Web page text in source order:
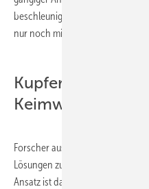
beschleunigt. Als direkte
nur noch mit erheblichem
Kupfer senkt
Keimweitergabe
Forscher aus aller Welt suchen
Lösungen zur Vermeidung von
Ansatz ist dabei der Einsatz von